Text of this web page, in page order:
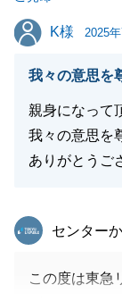
お気軽にご相
引き続き、何
K様
K様 2025
我々の意思を
親身になって
我々の意思を
ありがとうご
東急リバブ
センター
この度は東急